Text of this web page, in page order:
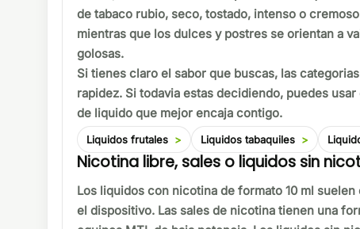
de tabaco rubio, seco, tostado, intenso o
mientras que los dulces y postres se orientan a
golosas.
Si tienes claro el sabor que buscas, las
rapidez. Si todavia estas decidiendo, puedes
de liquido que mejor encaja contigo.
Liquidos frutales Liquidos tabaquiles
Nicotina libre, sales o liquidos sin
Los liquidos con nicotina de formato 10 ml
el dispositivo. Las sales de nicotina tienen una